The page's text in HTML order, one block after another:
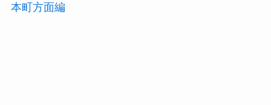
本町方面編